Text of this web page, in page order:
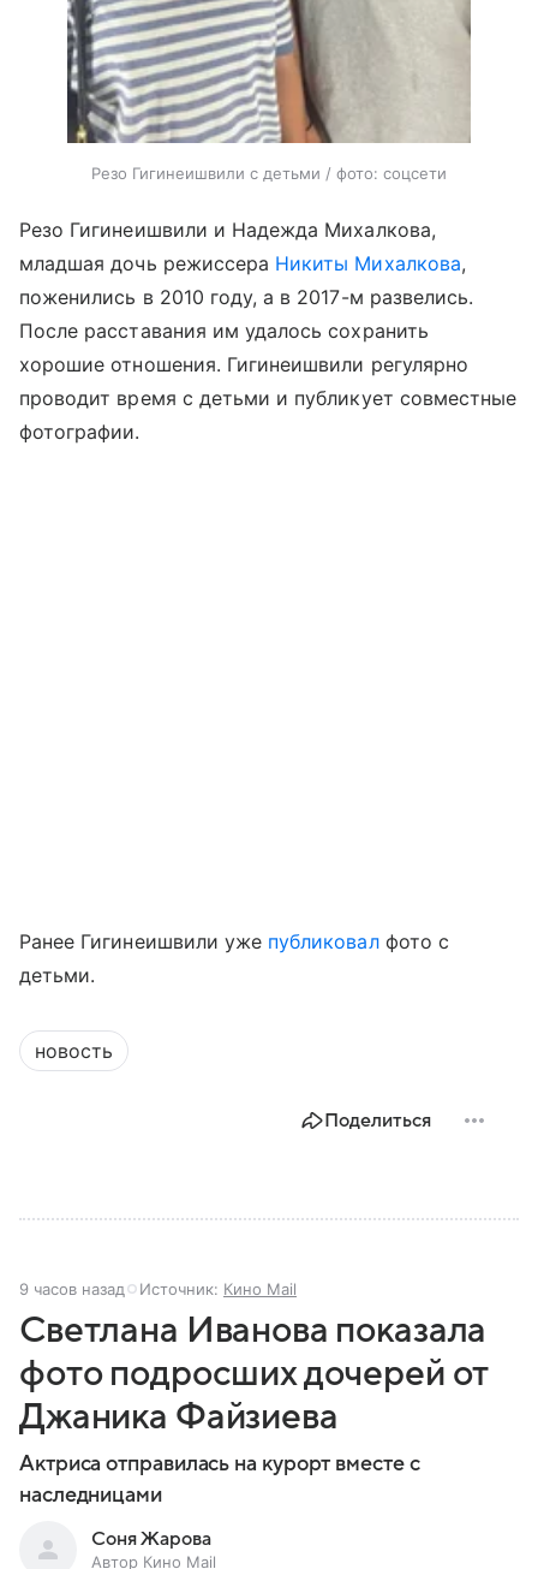
Резо Гигинеишвили с детьми / фото: соцсети
Резо Гигинеишвили и Надежда Михалкова,
младшая дочь режиссера Никиты Михалкова,
поженились в 2010 году, а в 2017-м развелись.
После расставания им удалось сохранить
хорошие отношения. Гигинеишвили регулярно
проводит время с детьми и публикует совместные
фотографии.
Ранее Гигинеишвили уже публиковалфото с
детьми.
новость
Поделиться
9 часов назад Источник: Кино Mail
Светлана Иванова показала
фото подросших дочерей от
Джаника Файзиева
Актриса отправилась на курорт вместе с
наследницами
Соня Жарова
Автор Кино Mail